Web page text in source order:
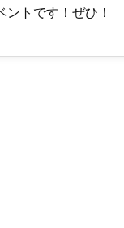
ントです！ぜひ！